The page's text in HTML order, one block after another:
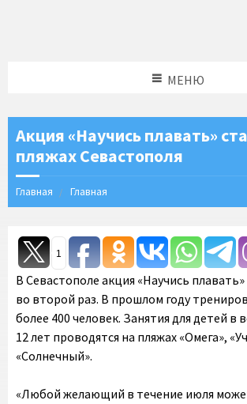
МЕНЮ
Акция «Научись плавать»
пляжах Севастополя
Главная Главная
1
В Севастополе акция «Научись
во второй раз. В прошлом году
более 400 человек. Занятия для детей в
12 лет проводятся на пляжах «Омега»,
«Солнечный».
«Любой желающий в течение июля